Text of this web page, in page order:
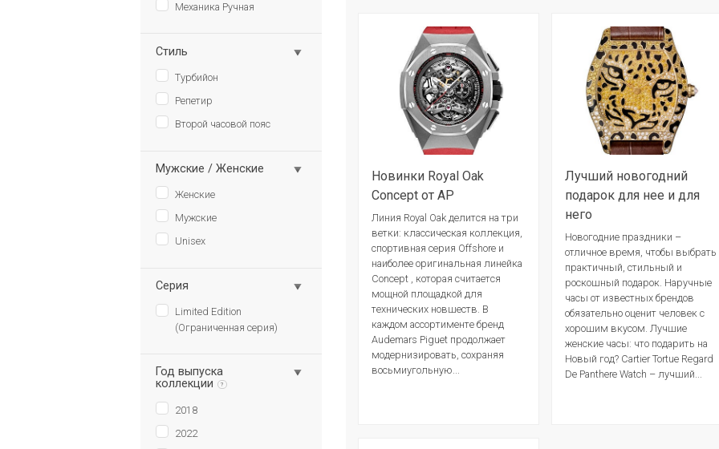
Механика Ручная
Стиль
Турбийон
Репетир
Второй часовой пояс
Мужские / Женские
Женские
Мужские
Unisex
Серия
Limited Edition
(Ограниченная серия)
Год выпуска
коллекции
?
2018
2022
Новинки Royal Oak
Concept от AP
Линия Royal Oak делится на три
ветки: классическая коллекция,
спортивная серия Offshore и
наиболее оригинальная линейка
Concept , которая считается
мощной площадкой для
технических новшеств. В
каждом ассортименте бренд
Audemars Piguet продолжает
модернизировать, сохраняя
восьмиугольную...
Лучший новогодний
подарок для нее и для
него
Новогодние праздники –
отличное время, чтобы выбрать
практичный, стильный и
роскошный подарок. Наручные
часы от известных брендов
обязательно оценит человек с
хорошим вкусом. Лучшие
женские часы: что подарить на
Новый год? Cartier Tortue Regard
De Panthere Watch – лучший...